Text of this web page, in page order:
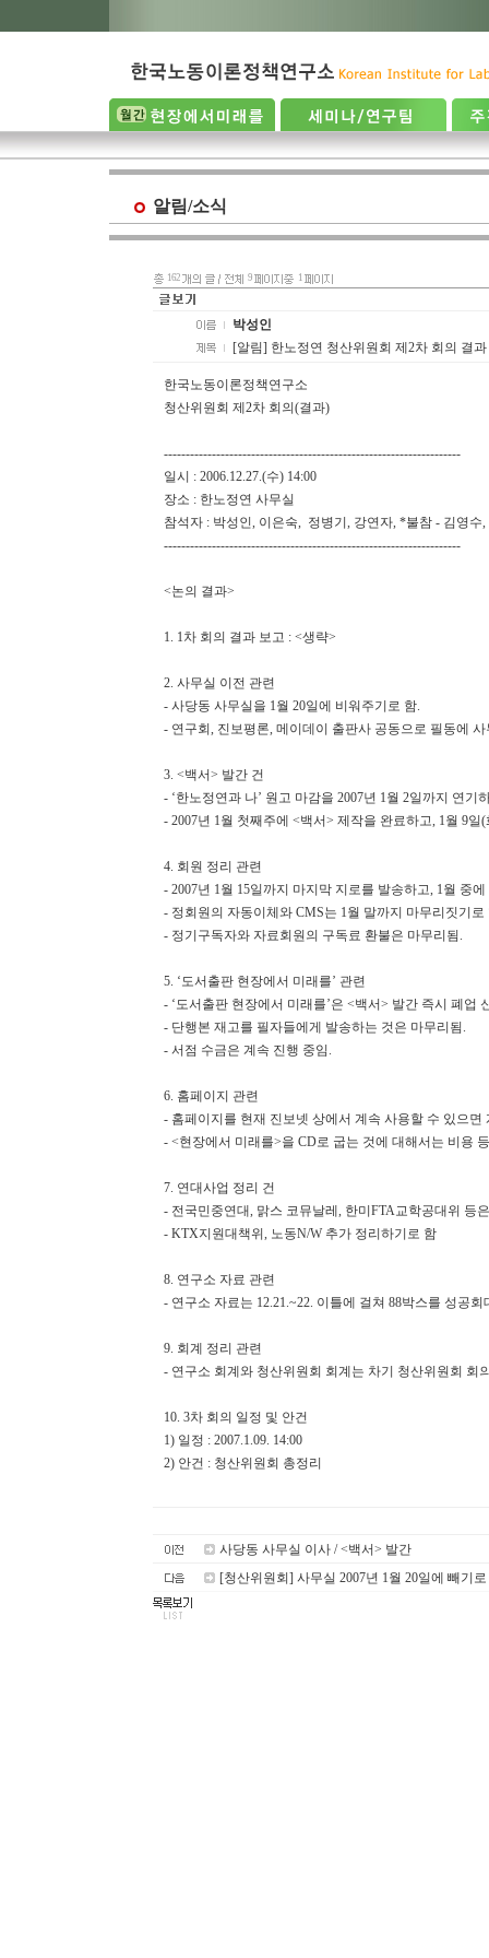
알림/소식
162 9 1
박성인
[알림] 한노정연 청산위원회 제2차 회의 결과
한국노동이론정책연구소
청산위원회 제2차 회의(결과)
--------------------------------------------------------------------
일시 : 2006.12.27.(수) 14:00
장소 : 한노정연 사무실
참석자 : 박성인, 이은숙, 정병기, 강연자, *불참 - 김영수
--------------------------------------------------------------------
<논의 결과>
1. 1차 회의 결과 보고 : <생략>
2. 사무실 이전 관련
- 사당동 사무실을 1월 20일에 비워주기로 함.
- 연구회, 진보평론, 메이데이 출판사 공동으로 필동에
3. <백서> 발간 건
- ‘한노정연과 나’ 원고 마감을 2007년 1월 2일까지 연기
- 2007년 1월 첫째주에 <백서> 제작을 완료하고, 1월 9일
4. 회원 정리 관련
- 2007년 1월 15일까지 마지막 지로를 발송하고, 1월 중
- 정회원의 자동이체와 CMS는 1월 말까지 마무리짓기로
- 정기구독자와 자료회원의 구독료 환불은 마무리됨.
5. ‘도서출판 현장에서 미래를’ 관련
- ‘도서출판 현장에서 미래를’은 <백서> 발간 즉시 폐업
- 단행본 재고를 필자들에게 발송하는 것은 마무리됨.
- 서점 수금은 계속 진행 중임.
6. 홈페이지 관련
- 홈페이지를 현재 진보넷 상에서 계속 사용할 수 있으면
- <현장에서 미래를>을 CD로 굽는 것에 대해서는 비용
7. 연대사업 정리 건
- 전국민중연대, 맑스 코뮤날레, 한미FTA교학공대위 등
- KTX지원대책위, 노동N/W 추가 정리하기로 함
8. 연구소 자료 관련
- 연구소 자료는 12.21.~22. 이틀에 걸쳐 88박스를 성공
9. 회계 정리 관련
- 연구소 회계와 청산위원회 회계는 차기 청산위원회 회
10. 3차 회의 일정 및 안건
1) 일정 : 2007.1.09. 14:00
2) 안건 : 청산위원회 총정리
사당동 사무실 이사 / <백서> 발간
[청산위원회] 사무실 2007년 1월 20일에 빼기